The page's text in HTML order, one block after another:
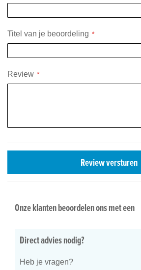
Titel van je beoordeling
Review
Review versturen
Onze klanten beoordelen ons met een
Direct advies nodig?
Heb je vragen?